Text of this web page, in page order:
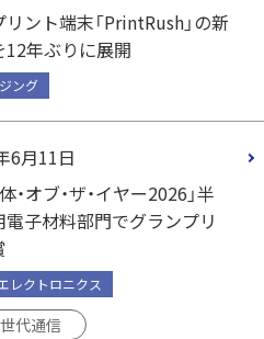
ント端末「PrintRush」の新
12年ぶりに展開
ング
6月11日
・オブ・ザ・イヤー2026」半
電子材料部門でグランプリ
レクトロニクス
代通信